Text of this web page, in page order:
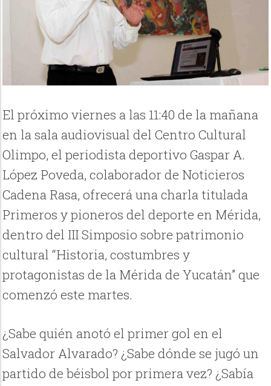
El próximo viernes a las 11:40 de la mañana
en la sala audiovisual del Centro Cultural
Olimpo, el periodista deportivo Gaspar A.
López Poveda, colaborador de Noticieros
Cadena Rasa, ofrecerá una charla titulada
Primeros y pioneros del deporte en Mérida,
dentro del III Simposio sobre patrimonio
cultural “Historia, costumbres y
protagonistas de la Mérida de Yucatán” que
comenzó este martes.
¿Sabe quién anotó el primer gol en el
Salvador Alvarado? ¿Sabe dónde se jugó un
partido de béisbol por primera vez? ¿Sabía